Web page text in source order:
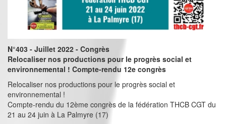
N°403 - Juillet 2022 - Congrès
Relocaliser nos productions pour le progrès social et
environnemental ! Compte-rendu 12e congrès
Relocaliser nos productions pour le progrès social et
environnemental !
Compte-rendu du 12ème congrès de la fédération THCB CGT du
21 au 24 juin à La Palmyre (17)